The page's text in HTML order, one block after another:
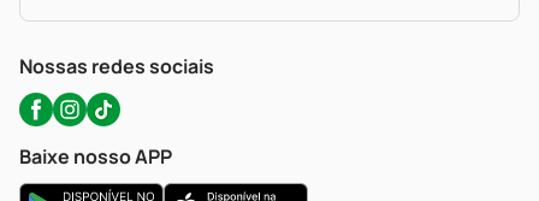
WhatsApp (47) 9202-1687
Nossas redes sociais
Baixe nosso APP